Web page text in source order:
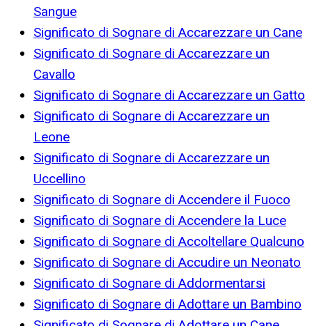
Sangue
Significato di Sognare di Accarezzare un Cane
Significato di Sognare di Accarezzare un
Cavallo
Significato di Sognare di Accarezzare un Gatto
Significato di Sognare di Accarezzare un
Leone
Significato di Sognare di Accarezzare un
Uccellino
Significato di Sognare di Accendere il Fuoco
Significato di Sognare di Accendere la Luce
Significato di Sognare di Accoltellare Qualcuno
Significato di Sognare di Accudire un Neonato
Significato di Sognare di Addormentarsi
Significato di Sognare di Adottare un Bambino